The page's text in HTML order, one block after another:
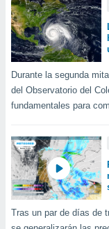
Durante la segunda
del Observatorio del
fundamentales para
Tras un par de días de